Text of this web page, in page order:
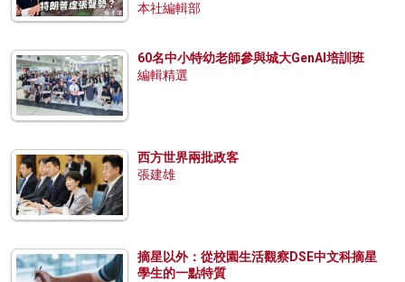
本社編輯部
60名中小特幼老師參與城大GenAI培訓班
編輯精選
西方世界兩批政客
張建雄
摘星以外：從校園生活觀察DSE中文科摘星
學生的一點特質